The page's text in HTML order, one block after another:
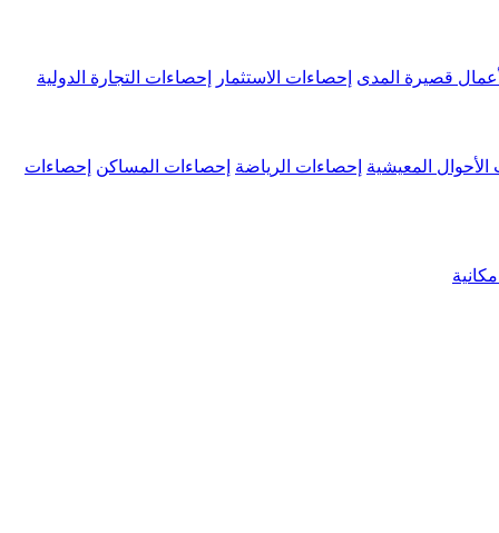
قصيرة المدى إحصاءات الاستثمار إحصاءات التجارة الدولية
الأحوال المعيشية إحصاءات الرياضة إحصاءات المساكن إحصاءات